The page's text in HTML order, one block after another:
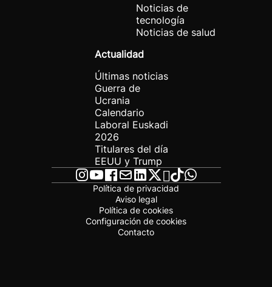
Noticias de
tecnología
Noticias de salud
Actualidad
Últimas noticias
Guerra de
Ucrania
Calendario
Laboral Euskadi
2026
Titulares del día
EEUU y Trump
Política de privacidad
Aviso legal
Política de cookies
Configuración de cookies
Contacto